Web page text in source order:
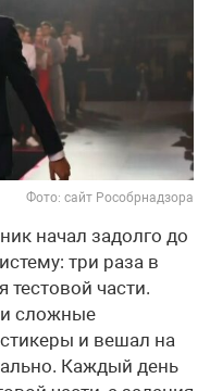
Фото: сайт Рособрнадзора
начал задолго до
три раза в
части.
и сложные
и вешал на
Каждый день